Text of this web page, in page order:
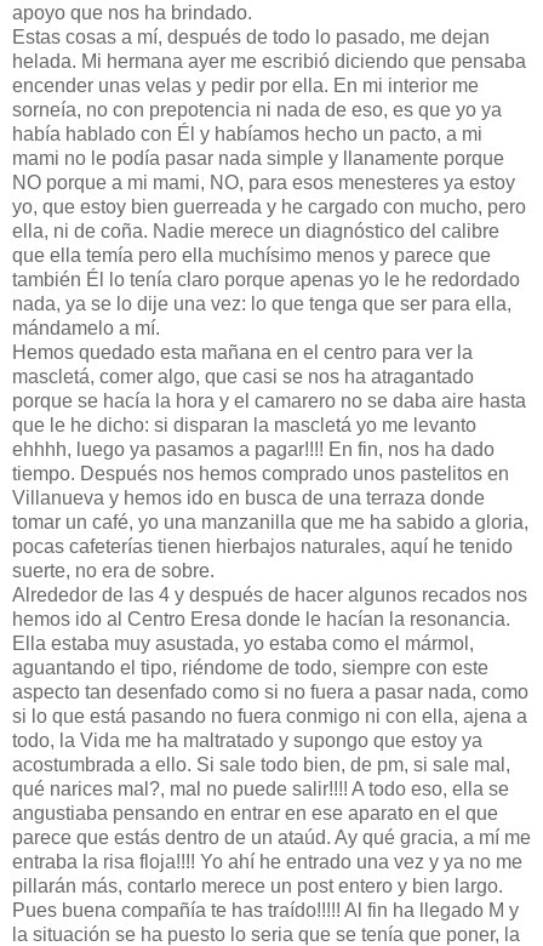
apoyo que nos ha brindado.
Estas cosas a mí, después de todo lo pasado, me dejan
helada. Mi hermana ayer me escribió diciendo que pensaba
encender unas velas y pedir por ella. En mi interior me
sorneía, no con prepotencia ni nada de eso, es que yo ya
había hablado con Él y habíamos hecho un pacto, a mi
mami no le podía pasar nada simple y llanamente porque
NO porque a mi mami, NO, para esos menesteres ya estoy
yo, que estoy bien guerreada y he cargado con mucho, pero
ella, ni de coña. Nadie merece un diagnóstico del calibre
que ella temía pero ella muchísimo menos y parece que
también Él lo tenía claro porque apenas yo le he redordado
nada, ya se lo dije una vez: lo que tenga que ser para ella,
mándamelo a mí.
Hemos quedado esta mañana en el centro para ver la
mascletá, comer algo, que casi se nos ha atragantado
porque se hacía la hora y el camarero no se daba aire hasta
que le he dicho: si disparan la mascletá yo me levanto
ehhhh, luego ya pasamos a pagar!!!! En fin, nos ha dado
tiempo. Después nos hemos comprado unos pastelitos en
Villanueva y hemos ido en busca de una terraza donde
tomar un café, yo una manzanilla que me ha sabido a gloria,
pocas cafeterías tienen hierbajos naturales, aquí he tenido
suerte, no era de sobre.
Alrededor de las 4 y después de hacer algunos recados nos
hemos ido al Centro Eresa donde le hacían la resonancia.
Ella estaba muy asustada, yo estaba como el mármol,
aguantando el tipo, riéndome de todo, siempre con este
aspecto tan desenfado como si no fuera a pasar nada, como
si lo que está pasando no fuera conmigo ni con ella, ajena a
todo, la Vida me ha maltratado y supongo que estoy ya
acostumbrada a ello. Si sale todo bien, de pm, si sale mal,
qué narices mal?, mal no puede salir!!!! A todo eso, ella se
angustiaba pensando en entrar en ese aparato en el que
parece que estás dentro de un ataúd. Ay qué gracia, a mí me
entraba la risa floja!!!! Yo ahí he entrado una vez y ya no me
pillarán más, contarlo merece un post entero y bien largo.
Pues buena compañía te has traído!!!!! Al fin ha llegado M y
la situación se ha puesto lo seria que se tenía que poner, la